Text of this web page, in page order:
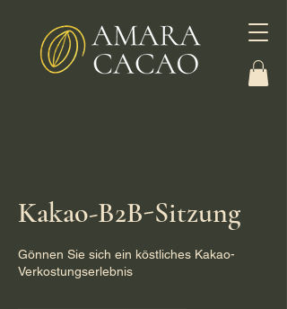
Kakao-B2B-Sitzung
Gönnen Sie sich ein köstliches Kakao-
Verkostungserlebnis